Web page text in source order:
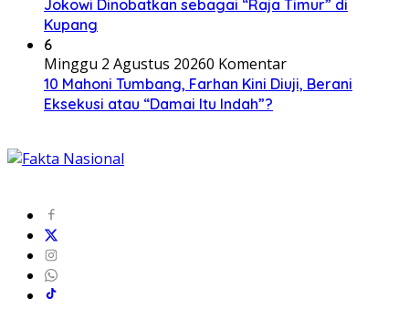
Jokowi Dinobatkan sebagai “Raja Timur” di
Kupang
6
Minggu 2 Agustus 20260 Komentar
10 Mahoni Tumbang, Farhan Kini Diuji, Berani
Eksekusi atau “Damai Itu Indah”?